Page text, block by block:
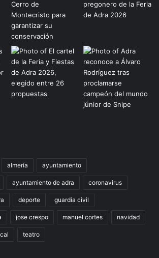
almería ayuntamiento
ayuntamiento de adra coronavirus
deporte guardia civil
jose crespo manuel cortes navidad
teatro